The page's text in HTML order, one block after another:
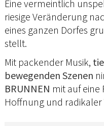
Eine vermeintlich
riesige Veränderung
eines ganzen Dorfes
stellt.
Mit packender Musik,
bewegenden Szenen
BRUNNEN mit auf eine
Hoffnung und